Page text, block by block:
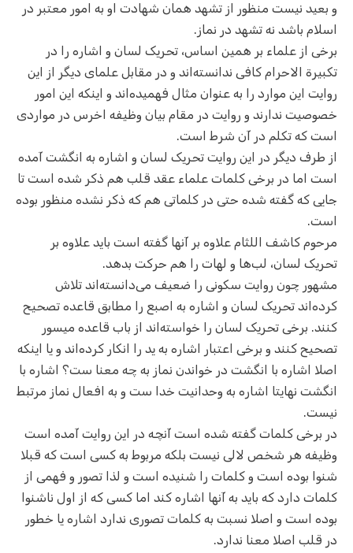
و بعید نیست منظور از تشهد همان شهادت او به امور معتبر در
اسلام باشد نه تشهد در نماز.
برخی از علماء بر همین اساس، تحریک لسان و اشاره را در
تکبیرة الاحرام کافی ندانسته‌اند و در مقابل علمای دیگر از این
روایت این موارد را به عنوان مثال فهمیده‌اند و اینکه این امور
خصوصیت ندارند و روایت در مقام بیان وظیفه اخرس در مواردی
است که تکلم در آن شرط است.
از طرف دیگر در این روایت تحریک لسان و اشاره به انگشت آمده
است اما در برخی کلمات علماء عقد قلب هم ذکر شده است تا
جایی که گفته شده حتی در کلماتی هم که ذکر نشده منظور بوده
است.
مرحوم کاشف اللثام علاوه بر آنها گفته است باید علاوه بر
تحریک لسان، لب‌ها و لهات را هم حرکت بدهد.
مشهور چون روایت سکونی را ضعیف می‌دانسته‌اند تلاش
کرده‌اند تحریک لسان و اشاره به اصبع را مطابق قاعده تصحیح
کنند. برخی تحریک لسان را خواسته‌اند از باب قاعده میسور
تصحیح کنند و برخی اعتبار اشاره به ید را انکار کرده‌اند و یا اینکه
اصلا اشاره با انگشت در خواندن نماز به چه معنا ست؟ اشاره با
انگشت نهایتا اشاره به وحدانیت خدا ست و به افعال نماز مرتبط
نیست.
در برخی کلمات گفته شده است آنچه در این روایت آمده است
وظیفه هر شخص لالی نیست بلکه مربوط به کسی است که قبلا
شنوا بوده است و کلمات را شنیده است و لذا تصور و فهمی از
کلمات دارد که باید به آنها اشاره کند اما کسی که از اول ناشنوا
بوده است و اصلا نسبت به کلمات تصوری ندارد اشاره یا خطور
در قلب اصلا معنا ندارد.